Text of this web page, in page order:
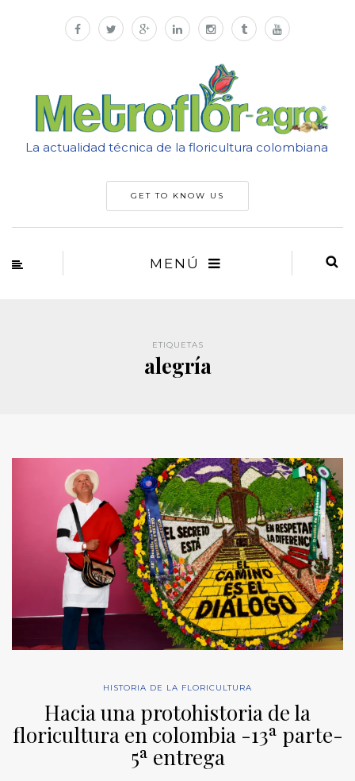
La actualidad técnica de la floricultura colombiana
GET TO KNOW US
MENÚ
ETIQUETAS
alegría
HISTORIA DE LA FLORICULTURA
Hacia una protohistoria de la
floricultura en colombia -13ª parte-
5ª entrega